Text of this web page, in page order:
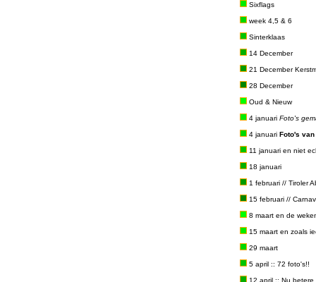
Sixflags
week 4,5 & 6
Sinterklaas
14 December
21 December
28 December
Oud & Nieuw
4 januari Foto's
4 januari Foto's
11 januari en niet
18 januari
1 februari // Tiroler
15 februari //
8 maart en de
15 maart en zoals
29 maart
5 april :: 72 foto's!!
12 april :: Nu betere